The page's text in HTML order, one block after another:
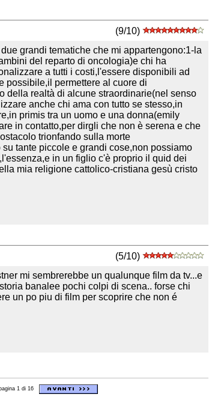
(9/10)
grandi tematiche che mi appartengono:1-la
del reparto di oncologia)e chi ha
a tutti i costi,l'essere disponibili ad
possibile,il permettere al cuore di
della realtà di alcune straordinarie(nel senso
anche chi ama con tutto se stesso,in
primis tra un uomo e una donna(emily
in contatto,per dirgli che non è serena e che
trionfando sulla morte
tante piccole e grandi cose,non possiamo
in un figlio c'è proprio il quid dei
mia religione cattolico-cristiana gesù cristo
(5/10)
mi sembrerebbe un qualunque film da tv...e
banalee pochi colpi di scena.. forse chi
un po piu di film per scoprire che non é
1 di 16